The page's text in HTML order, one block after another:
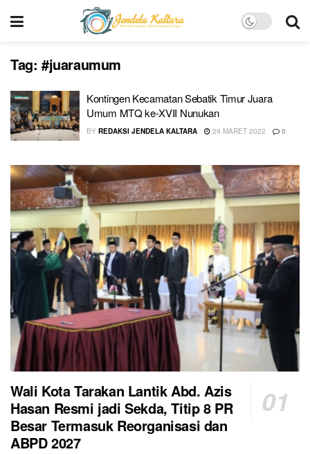
Tag: #juaraumum
Kontingen Kecamatan Sebatik Timur Juara
Umum MTQ ke-XVII Nunukan
BY REDAKSI JENDELA KALTARA 29 MARET 2022 0
Wali Kota Tarakan Lantik Abd. Azis
Hasan Resmi jadi Sekda, Titip 8 PR
Besar Termasuk Reorganisasi dan
ABPD 2027